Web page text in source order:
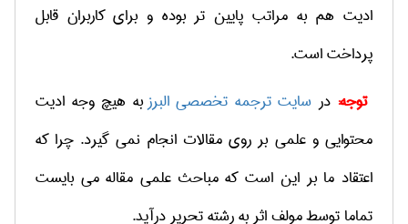
ادیت هم به مراتب پایین تر بوده و برای کاربران قابل
پرداخت است.
توجه: در سایت ترجمه تخصصی البرزبه هیچ وجه ادیت
محتوایی و علمی بر روی مقالات انجام نمی گیرد. چرا که
اعتقاد ما بر این است که مباحث علمی مقاله می بایست
تماما توسط مولف اثر به رشته تحریر درآید.